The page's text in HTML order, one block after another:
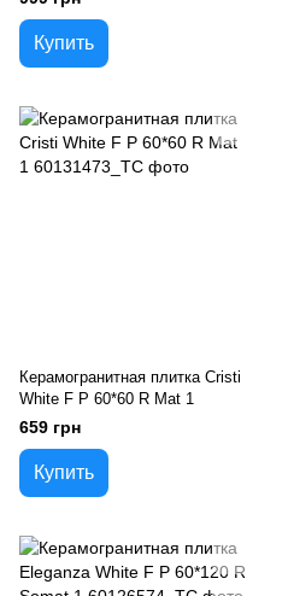
Купить
Керамогранитная плитка Cristi
White F P 60*60 R Mat 1
659 грн
Купить